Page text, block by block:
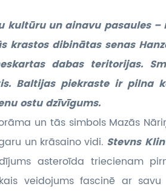
kultūru un ainavu pasaules
krastos dibinātas senas
dabas teritorijas.
Baltijas piekraste ir pilna
ostu dzīvīgums.
un tās simbols Mazās
un krāsaino vidi. Stevns
asteroīda triecienam
veidojums fascinē ar savu